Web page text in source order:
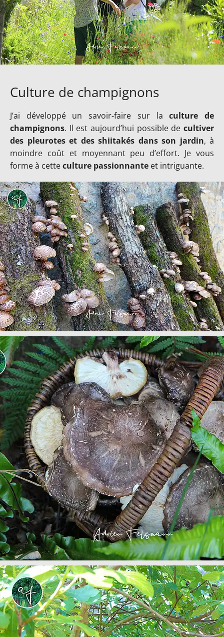
Culture de champignons
J’ai développé un savoir-faire sur laculture de
champignons. Il est aujourd’hui possible de cultiver
des pleurotes et des shiitakés dans son jardin, à
moindre coût et moyennant peu d’effort. Je vous
forme à cetteculture passionnante et intriguante.